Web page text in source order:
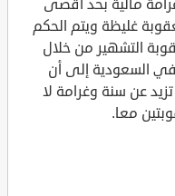
مالية بحد أقصى
غليظة ويتم الحكم
التشهير من خلال
السعودية إلى أن
عن سنة وغرامة لا